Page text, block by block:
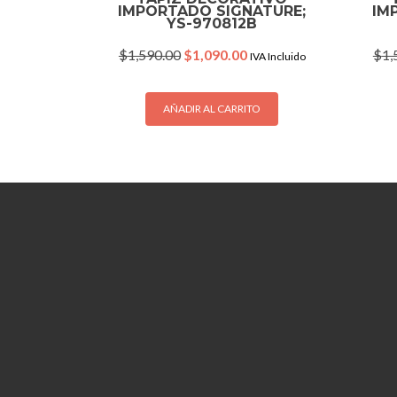
IMPORTADO SIGNATURE;
YS-970812B
$1,590.00 Original
was:
$1,590.00.
$1,090.00Current
is:
$1,090.00.
IVA Incluido
AÑADIR AL CARRITO
$